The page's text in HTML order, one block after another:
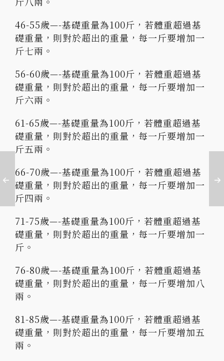
46-55歲—-基礎重量為100斤，若體重超過基
礎重量，則對於超出的重量，每一斤要增加一
斤七兩。
56-60歲—-基礎重量為100斤，若體重超過基
礎重量，則對於超出的重量，每一斤要增加一
斤六兩。
61-65歲—-基礎重量為100斤，若體重超過基
礎重量，則對於超出的重量，每一斤要增加一
斤五兩。
66-70歲—-基礎重量為100斤，若體重超過基
礎重量，則對於超出的重量，每一斤要增加一
斤四兩。
71-75歲—-基礎重量為100斤，若體重超過基
礎重量，則對於超出的重量，每一斤要增加一
斤。
76-80歲—-基礎重量為100斤，若體重超過基
礎重量，則對於超出的重量，每一斤要增加八
兩。
81-85歲—-基礎重量為100斤，若體重超過基
礎重量，則對於超出的重量，每一斤要增加五
兩。